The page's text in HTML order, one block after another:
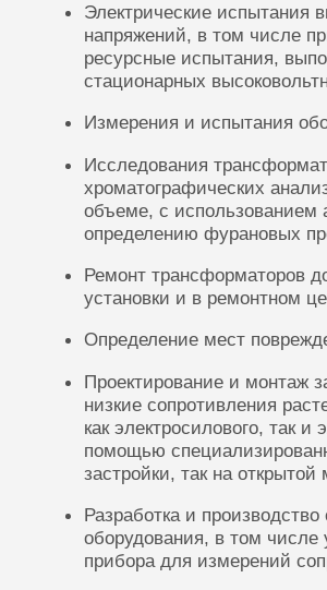
Электрические испытания
напряжений, в том числе
ресурсные испытания,
стационарных
Измерения и испытания
Исследования
хроматографических
объеме, с использованием
определению фурановых
Ремонт трансформаторов
установки и в ремонтном
Определение мест
Проектирование и монтаж
низкие сопротивления
как электросилового, так
помощью
застройки, так на открытой
Разработка и
оборудования, в том
прибора для измерений